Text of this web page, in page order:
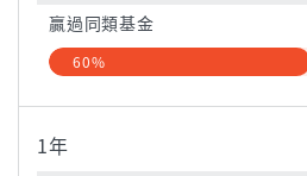
贏過同類基金
60%
1年